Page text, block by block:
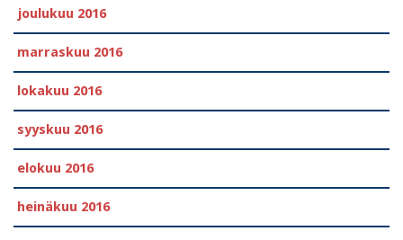
joulukuu 2016
marraskuu 2016
lokakuu 2016
syyskuu 2016
elokuu 2016
heinäkuu 2016